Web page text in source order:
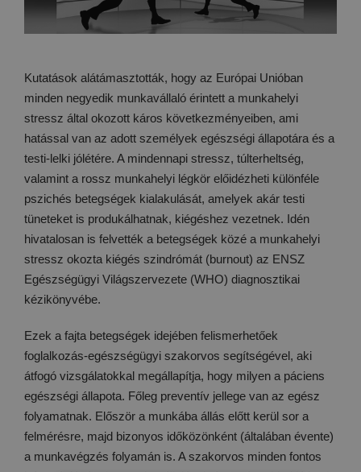
Kutatások alátámasztották, hogy az Európai Unióban
minden negyedik munkavállaló érintett a munkahelyi
stressz által okozott káros következményeiben, ami
hatással van az adott személyek egészségi állapotára és a
testi-lelki jólétére. A mindennapi stressz, túlterheltség,
valamint a rossz munkahelyi légkör előidézheti különféle
pszichés betegségek kialakulását, amelyek akár testi
tüneteket is produkálhatnak, kiégéshez vezetnek. Idén
hivatalosan is felvették a betegségek közé a munkahelyi
stressz okozta kiégés szindrómát (burnout) az ENSZ
Egészségügyi Világszervezete (WHO) diagnosztikai
kézikönyvébe.
Ezek a fajta betegségek idejében felismerhetőek
foglalkozás-egészségügyi szakorvos segítségével, aki
átfogó vizsgálatokkal megállapítja, hogy milyen a páciens
egészségi állapota. Főleg preventív jellege van az egész
folyamatnak. Először a munkába állás előtt kerül sor a
felmérésre, majd bizonyos időközönként (általában évente)
a munkavégzés folyamán is. A szakorvos minden fontos